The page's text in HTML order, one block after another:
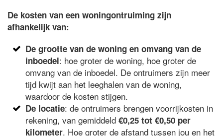
De kosten van een woningontruiming zijn
afhankelijk van:
De grootte van de woning en omvang van de
inboedel: hoe groter de woning, hoe groter de
omvang van de inboedel. De ontruimers zijn meer
tijd kwijt aan het leeghalen van de woning,
waardoor de kosten stijgen.
De locatie: de ontruimers brengen voorrijkosten in
rekening, van gemiddeld€0,25 tot €0,50 per
kilometer. Hoe groter de afstand tussen jou en het